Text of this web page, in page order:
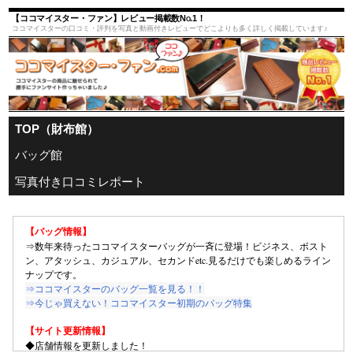
【ココマイスター・ファン】レビュー掲載数No.1！
ココマイスターの口コミ・評判を写真と動画付きレビューでどこよりも多く詳しく掲載しています♪
TOP（財布館）
バッグ館
写真付き口コミレポート
【バッグ情報】
⇒数年来待ったココマイスターバッグが一斉に登場！ビジネス、ボスト
ン、アタッシュ、カジュアル、セカンドetc.見るだけでも楽しめるライン
ナップです。
⇒ココマイスターのバッグ一覧を見る！！
⇒今じゃ買えない！ココマイスター初期のバッグ特集
【サイト更新情報】
◆店舗情報を更新しました！